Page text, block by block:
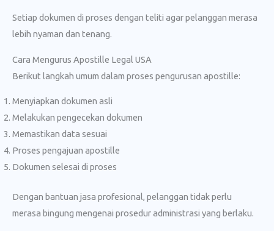
Setiap dokumen di proses dengan teliti agar pelanggan merasa
lebih nyaman dan tenang.
Cara Mengurus Apostille Legal USA
Berikut langkah umum dalam proses pengurusan apostille:
Menyiapkan dokumen asli
Melakukan pengecekan dokumen
Memastikan data sesuai
Proses pengajuan apostille
Dokumen selesai di proses
Dengan bantuan jasa profesional, pelanggan tidak perlu
merasa bingung mengenai prosedur administrasi yang berlaku.